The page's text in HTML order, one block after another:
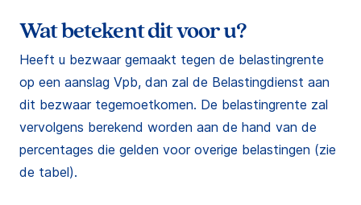
Wat betekent dit voor u?
Heeft u bezwaar gemaakt tegen de belastingrente
op een aanslag Vpb, dan zal de Belastingdienst aan
dit bezwaar tegemoetkomen. De belastingrente zal
vervolgens berekend worden aan de hand van de
percentages die gelden voor overige belastingen (zie
de tabel).